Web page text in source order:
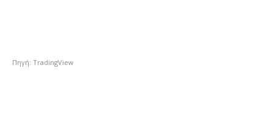
Πηγή: TradingView